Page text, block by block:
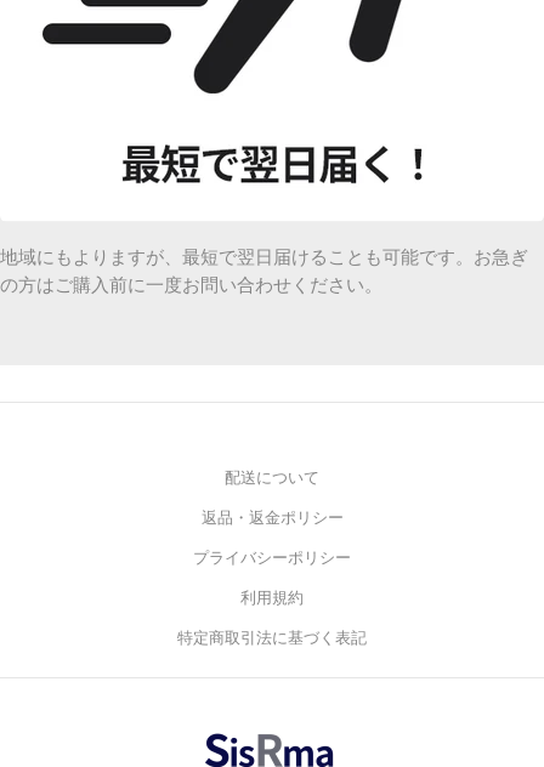
地域にもよりますが、最短で翌日届けることも可能です。お急ぎ
の方はご購入前に一度お問い合わせください。
配送について
返品・返金ポリシー
プライバシーポリシー
利用規約
特定商取引法に基づく表記